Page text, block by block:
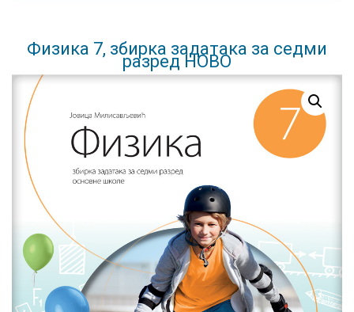
Физика 7, збирка задатака за седми
разред НОВО